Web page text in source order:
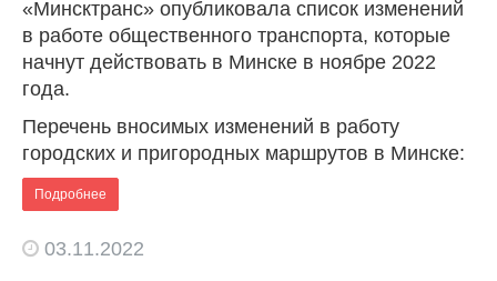
«Минсктранс» опубликовала список изменений
в работе общественного транспорта, которые
начнут действовать в Минске в ноябре 2022
года.
Перечень вносимых изменений в работу
городских и пригородных маршрутов в Минске:
Подробнее
03.11.2022